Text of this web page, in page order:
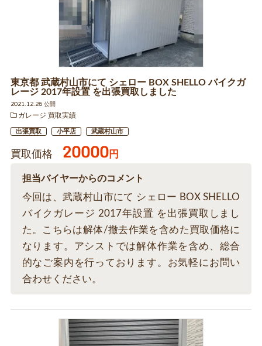
東京都 武蔵村山市にて シェロー BOX SHELLO バイクガ
レージ 2017年設置 を出張買取しました
2021.12.26 公開
ガレージ 買取実績
出張買取 小平店 武蔵村山市
買取価格 20000円
担当バイヤーからのコメント
今回は、武蔵村山市にて シェロー BOX SHELLO
バイクガレージ 2017年設置 を出張買取しまし
た。こちらは解体/撤去作業を含めた買取価格に
なります。アシストでは解体作業を含め、総合
的なご案内を行っております。お気軽にお問い
合わせください。